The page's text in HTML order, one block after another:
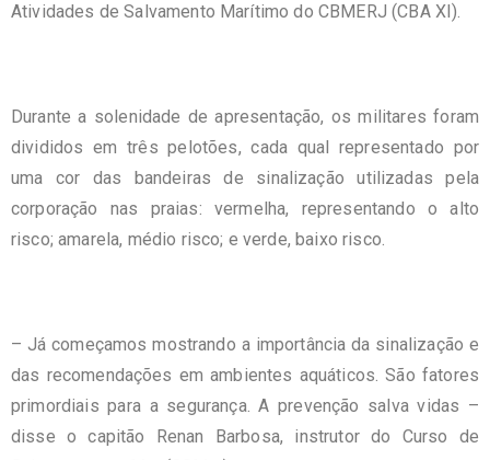
Atividades de Salvamento Marítimo do CBMERJ (CBA XI).
Durante a solenidade de apresentação, os militares foram
divididos em três pelotões, cada qual representado por
uma cor das bandeiras de sinalização utilizadas pela
corporação nas praias: vermelha, representando o alto
risco; amarela, médio risco; e verde, baixo risco.
– Já começamos mostrando a importância da sinalização e
das recomendações em ambientes aquáticos. São fatores
primordiais para a segurança. A prevenção salva vidas –
disse o capitão Renan Barbosa, instrutor do Curso de